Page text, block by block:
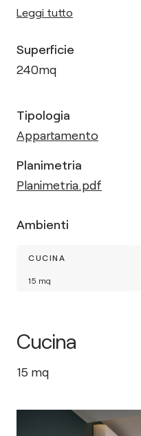
Leggi tutto
Superficie
240mq
Tipologia
Appartamento
Planimetria
Planimetria.pdf
Ambienti
CUCINA
15 mq
Cucina
15 mq